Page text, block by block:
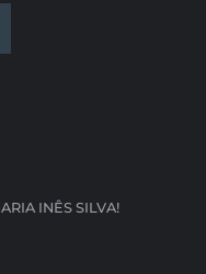
INÊS SILVA!